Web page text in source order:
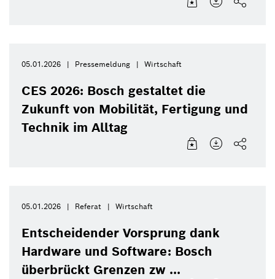
05.01.2026 Pressemeldung Wirtschaft
CES 2026: Bosch gestaltet die
Zukunft von Mobilität, Fertigung und
Technik im Alltag
05.01.2026 Referat Wirtschaft
Entscheidender Vorsprung dank
Hardware und Software: Bosch
überbrückt Grenzen zw ...